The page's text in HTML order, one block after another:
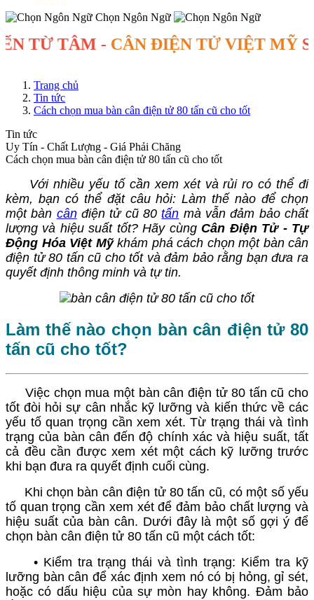
Chọn Ngôn Ngữ
TÂM -CÂN ĐIỆN TỬ VIỆT MỸ
Trang chủ
Tin tức
Cách chọn mua bàn cân điện tử 80 tấn cũ cho tốt
Tin tức
Uy Tín - Chất Lượng - Giá Phải Chăng
Cách chọn mua bàn cân điện tử 80 tấn cũ cho tốt
Với nhiều yếu tố cần xem xét và rủi ro có thể đi
kèm, bạn có thể đặt câu hỏi: Làm thế nào để chọn
một bàn cânđiện tử cũ 80tấn mà vẫn đảm bảo chất
lượng và hiệu suất tốt? Hãy cùng Cân Điện Tử - Tự
Động Hóa Việt Mỹkhám phá cách chọn một bàn cân
điện tử 80 tấn cũ cho tốt và đảm bảo rằng bạn đưa ra
quyết định thông minh và tự tin.
Làm thế nào chọn bàn cân điện tử 80
tấn cũ cho tốt?
Việc chọn mua một bàn cân điện tử 80 tấn cũ cho
tốt đòi hỏi sự cân nhắc kỹ lưỡng và kiến thức về các
yếu tố quan trọng cần xem xét. Từ trạng thái và tình
trạng của bàn cân đến độ chính xác và hiệu suất, tất
cả đều cần được xem xét một cách kỹ lưỡng trước
khi bạn đưa ra quyết định cuối cùng.
Khi chọn bàn cân điện tử 80 tấn cũ, có một số yếu
tố quan trọng cần xem xét để đảm bảo chất lượng và
hiệu suất của bàn cân. Dưới đây là một số gợi ý để
chọn bàn cân điện tử 80 tấn cũ một cách tốt:
• Kiểm tra trạng thái và tình trạng: Kiểm tra kỹ
lưỡng bàn cân để xác định xem nó có bị hỏng, gỉ sét,
hoặc có dấu hiệu của sự mòn hay không. Đảm bảo